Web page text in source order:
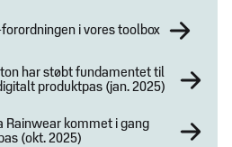
i vores toolbox
har støbt fundamentet til
produktpas (jan. 2025)
Rainwear kommet i gang
(okt. 2025)